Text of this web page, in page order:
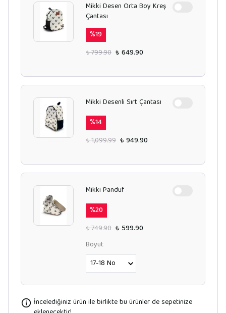
Mikki Desen Orta Boy Kreş
Çantası
%19
₺ 799.90 ₺ 649.90
Mikki Desenli Sırt Çantası
%14
₺ 1,099.99 ₺ 949.90
Mikki Panduf
%20
₺ 749.90 ₺ 599.90
Boyut
İncelediğiniz ürün ile birlikte bu ürünler de sepetinize